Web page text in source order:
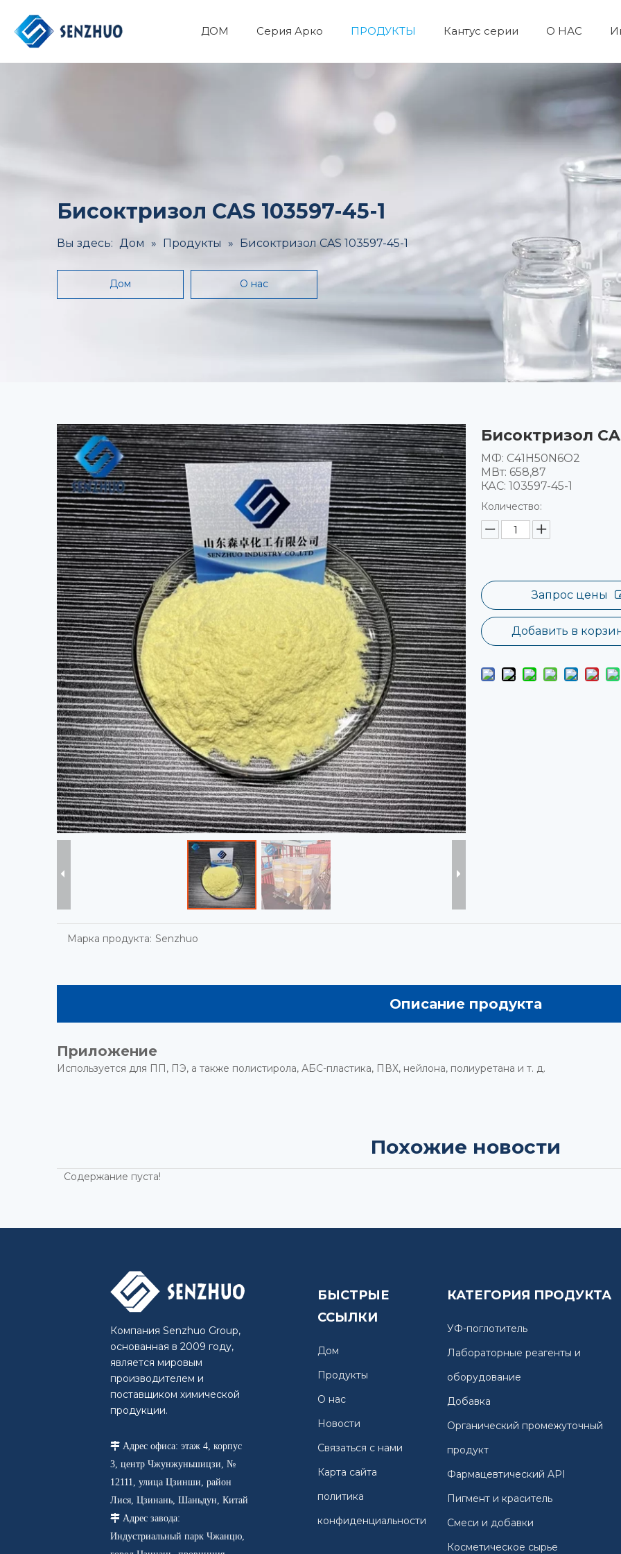
ДОМ Серия Арко ПРОДУКТЫ Кантус серии О НАС
Бисоктризол CAS 103597-45-1
Вы здесь: Дом » Продукты » Бисоктризол CAS 103597-45-1
Дом О нас
Бисоктризол
МФ: C41H50N6O2
МВт: 658,87
КАС: 103597-45-1
Количество:
Запрос цены
Добавить в
Марка продукта: Senzhuo
Описание продукта
Приложение
Используется для ПП, ПЭ, а также полистирола, АБС-пластика, ПВХ, нейлона, полиуретана и т. д.
Похожие новости
Содержание пуста!
Компания Senzhuo Group,
основанная в 2009 году,
является мировым
производителем и
поставщиком химической
продукции.
 Адрес офиса: этаж 4, корпус
3, центр Чжунжуньшицзи, №
12111, улица Цзинши, район
Лися, Цзинань, Шаньдун, Китай
 Адрес завода:
Индустриальный парк Чжанцю,
БЫСТРЫЕ
ССЫЛКИ
Дом
Продукты
О нас
Новости
Связаться с нами
Карта сайта
политика
конфиденциальности
КАТЕГОРИЯ ПРОДУКТА
УФ-поглотитель
Лабораторные реагенты и
оборудование
Добавка
Органический промежуточный
продукт
Фармацевтический API
Пигмент и краситель
Смеси и добавки
Косметическое сырье